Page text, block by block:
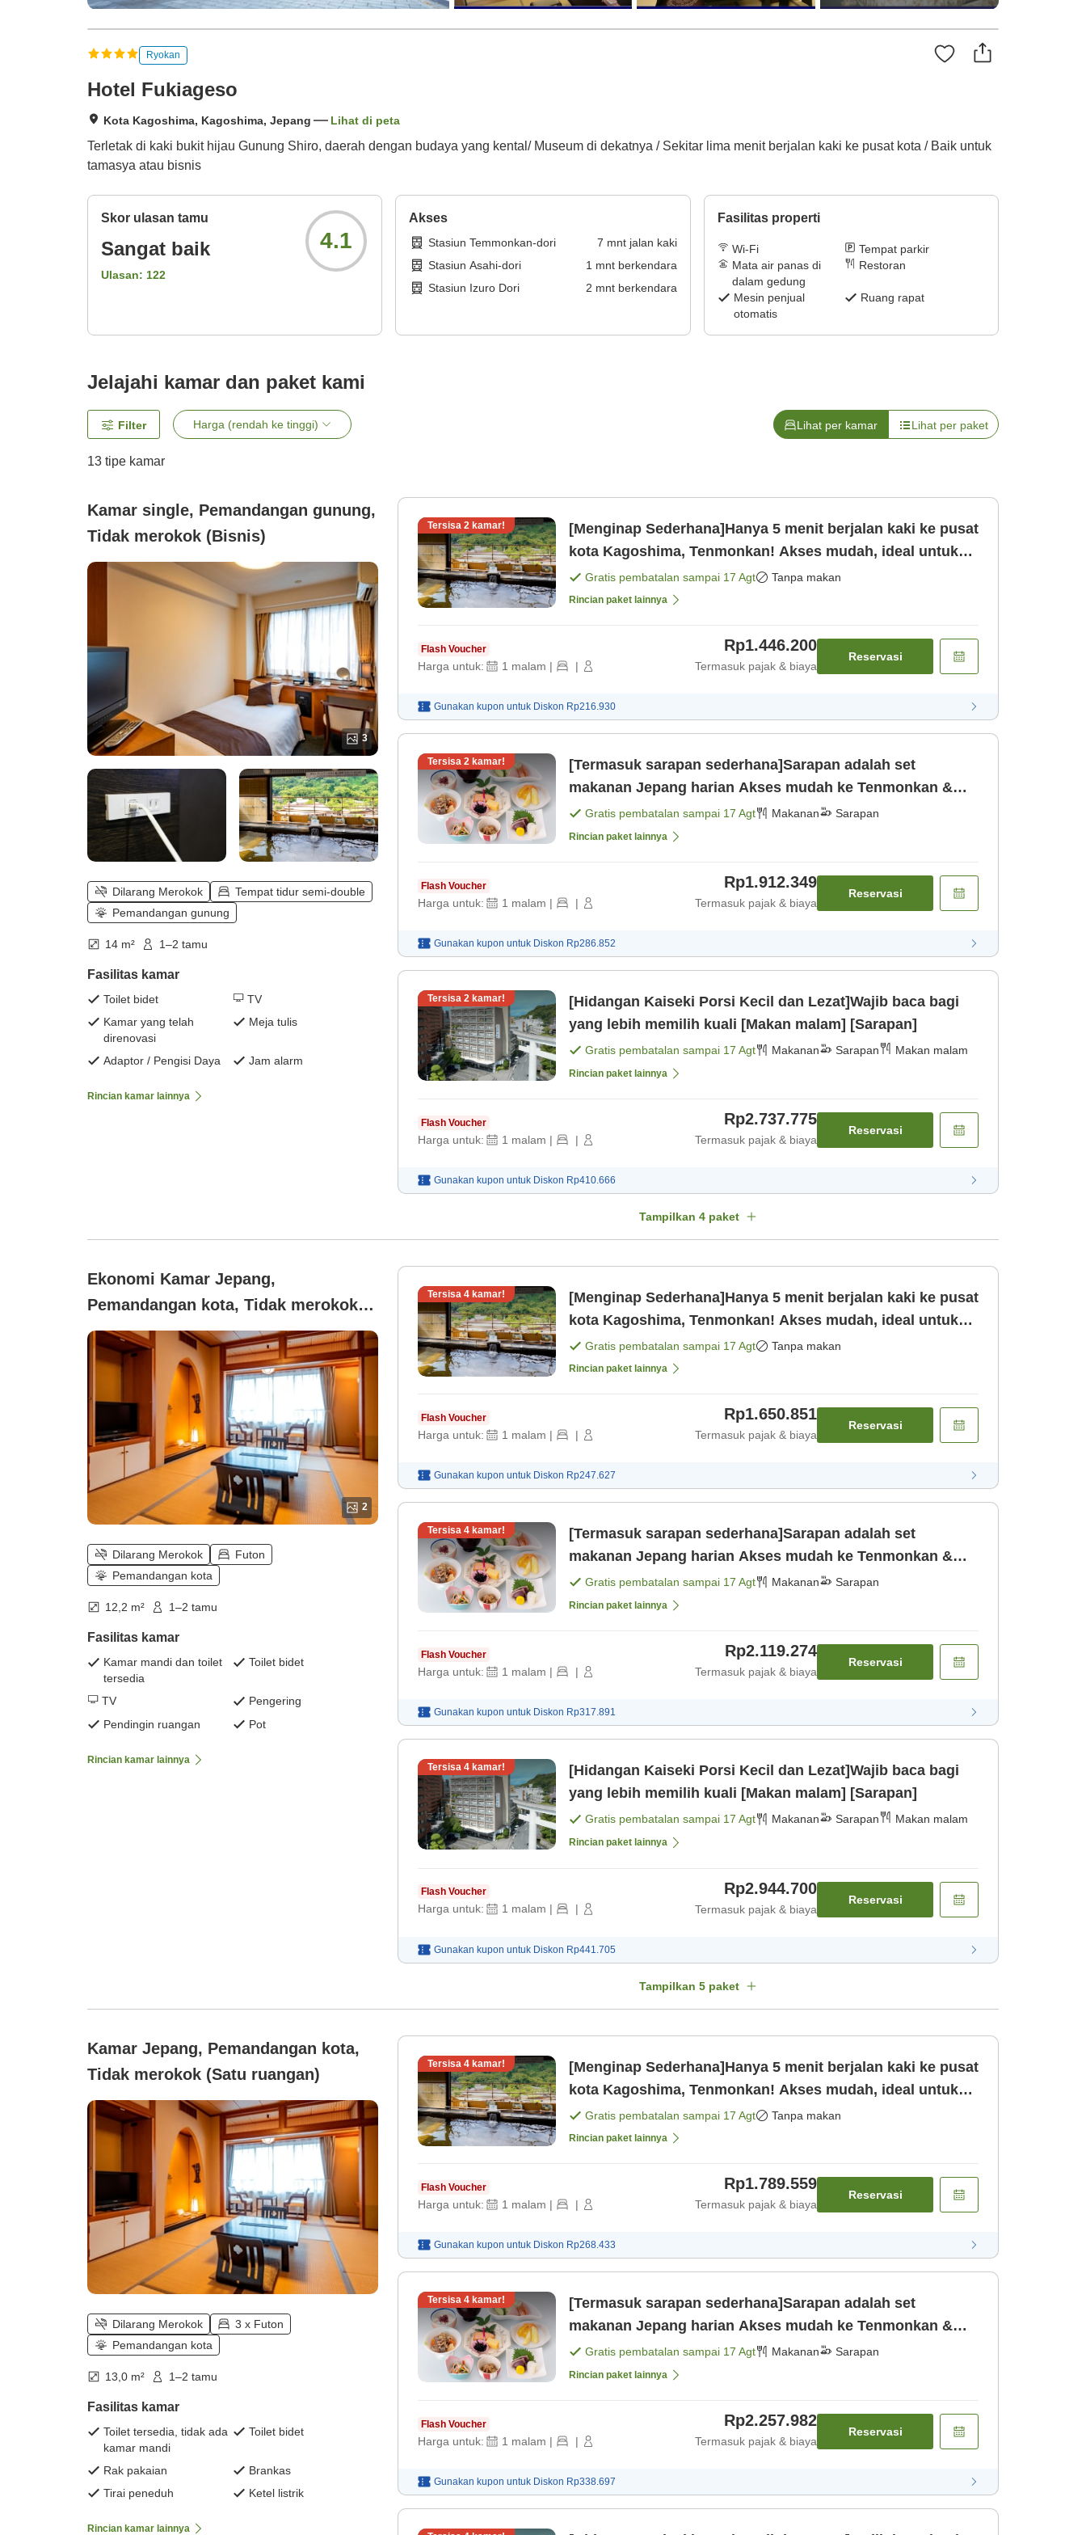
Ryokan
Hotel Fukiageso
Kota Kagoshima, Kagoshima, Jepang Lihat di peta
Terletak di kaki bukit hijau Gunung Shiro, daerah dengan budaya yang kental/ Museum di dekatnya / Sekitar lima menit berjalan kaki ke pusat kota / Baik untuk
tamasya atau bisnis
Skor ulasan tamu
Sangat baik
Ulasan: 122
4.1
Akses
Stasiun Temmonkan-dori 7 mnt jalan kaki
Stasiun Asahi-dori
1 mnt berkendara
Stasiun Izuro Dori
2 mnt berkendara
Fasilitas properti
Wi-Fi
Tempat parkir
Mata air panas di
dalam gedung
Restoran
Mesin penjual
otomatis
Ruang rapat
Jelajahi kamar dan paket kami
Filter Harga (rendah ke tinggi) Lihat per kamar Lihat per paket
13 tipe kamar
Kamar single, Pemandangan gunung,
Tidak merokok (Bisnis)
3
Dilarang Merokok
Tempat tidur semi-double
Pemandangan gunung
14 m² 1–2 tamu
Fasilitas kamar
Toilet bidet
TV
Kamar yang telah
direnovasi
Meja tulis
Adaptor / Pengisi Daya Jam alarm
Rincian kamar lainnya
Tersisa 2 kamar!
[Menginap Sederhana]Hanya 5 menit berjalan kaki ke pusat
kota Kagoshima, Tenmonkan! Akses mudah, ideal untuk
bisnis dan wisata. [Kamar saja]
Gratis pembatalan sampai 17 Agt Tanpa makan
Rincian paket lainnya
Flash Voucher
Harga untuk: 1 malam | |
Rp1.446.200
Termasuk pajak & biaya
Reservasi
Gunakan kupon untuk Diskon Rp216.930
Tersisa 2 kamar!
[Termasuk sarapan sederhana]Sarapan adalah set
makanan Jepang harian Akses mudah ke Tenmonkan &
bersantai dengan pemandian air pa [Sarapan]
Gratis pembatalan sampai 17 Agt Makanan Sarapan
Rincian paket lainnya
Flash Voucher
Harga untuk: 1 malam | |
Rp1.912.349
Termasuk pajak & biaya
Reservasi
Gunakan kupon untuk Diskon Rp286.852
Tersisa 2 kamar!
[Hidangan Kaiseki Porsi Kecil dan Lezat]Wajib baca bagi
yang lebih memilih kuali [Makan malam] [Sarapan]
Gratis pembatalan sampai 17 Agt Makanan Sarapan Makan malam
Rincian paket lainnya
Flash Voucher
Harga untuk: 1 malam | |
Rp2.737.775
Termasuk pajak & biaya
Reservasi
Gunakan kupon untuk Diskon Rp410.666
Tampilkan 4 paket
Ekonomi Kamar Jepang,
Pemandangan kota, Tidak merokok
(Satu unit)
2
Dilarang Merokok
Futon
Pemandangan kota
12,2 m² 1–2 tamu
Fasilitas kamar
Kamar mandi dan toilet
tersedia
Toilet bidet
TV
Pengering
Pendingin ruangan
Pot
Rincian kamar lainnya
Tersisa 4 kamar!
[Menginap Sederhana]Hanya 5 menit berjalan kaki ke pusat
kota Kagoshima, Tenmonkan! Akses mudah, ideal untuk
bisnis dan wisata. [Kamar saja]
Gratis pembatalan sampai 17 Agt Tanpa makan
Rincian paket lainnya
Flash Voucher
Harga untuk: 1 malam | |
Rp1.650.851
Termasuk pajak & biaya
Reservasi
Gunakan kupon untuk Diskon Rp247.627
Tersisa 4 kamar!
[Termasuk sarapan sederhana]Sarapan adalah set
makanan Jepang harian Akses mudah ke Tenmonkan &
bersantai dengan pemandian air pa [Sarapan]
Gratis pembatalan sampai 17 Agt Makanan Sarapan
Rincian paket lainnya
Flash Voucher
Harga untuk: 1 malam | |
Rp2.119.274
Termasuk pajak & biaya
Reservasi
Gunakan kupon untuk Diskon Rp317.891
Tersisa 4 kamar!
[Hidangan Kaiseki Porsi Kecil dan Lezat]Wajib baca bagi
yang lebih memilih kuali [Makan malam] [Sarapan]
Gratis pembatalan sampai 17 Agt Makanan Sarapan Makan malam
Rincian paket lainnya
Flash Voucher
Harga untuk: 1 malam | |
Rp2.944.700
Termasuk pajak & biaya
Reservasi
Gunakan kupon untuk Diskon Rp441.705
Tampilkan 5 paket
Kamar Jepang, Pemandangan kota,
Tidak merokok (Satu ruangan)
Dilarang Merokok
3 x Futon
Pemandangan kota
13,0 m² 1–2 tamu
Fasilitas kamar
Toilet tersedia, tidak ada
kamar mandi
Toilet bidet
Rak pakaian
Brankas
Tirai peneduh
Ketel listrik
Rincian kamar lainnya
Tersisa 4 kamar!
[Menginap Sederhana]Hanya 5 menit berjalan kaki ke pusat
kota Kagoshima, Tenmonkan! Akses mudah, ideal untuk
bisnis dan wisata. [Kamar saja]
Gratis pembatalan sampai 17 Agt Tanpa makan
Rincian paket lainnya
Flash Voucher
Harga untuk: 1 malam | |
Rp1.789.559
Termasuk pajak & biaya
Reservasi
Gunakan kupon untuk Diskon Rp268.433
Tersisa 4 kamar!
[Termasuk sarapan sederhana]Sarapan adalah set
makanan Jepang harian Akses mudah ke Tenmonkan &
bersantai dengan pemandian air pa [Sarapan]
Gratis pembatalan sampai 17 Agt Makanan Sarapan
Rincian paket lainnya
Flash Voucher
Harga untuk: 1 malam | |
Rp2.257.982
Termasuk pajak & biaya
Reservasi
Gunakan kupon untuk Diskon Rp338.697